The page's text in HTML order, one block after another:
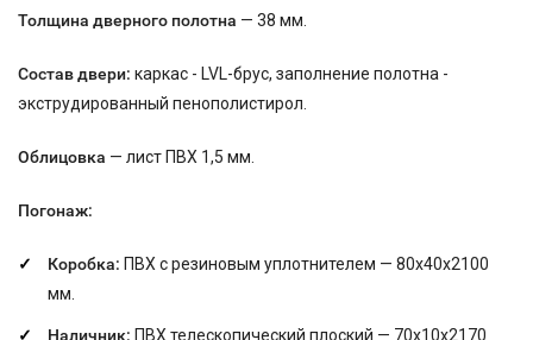
Толщина дверного полотна — 38 мм.
Состав двери: каркас - LVL-брус, заполнение полотна -
экструдированный пенополистирол.
Облицовка — лист ПВХ 1,5 мм.
Погонаж:
Коробка: ПВХ с резиновым уплотнителем — 80х40х2100
мм.
Наличник: ПВХ телескопический плоский — 70х10х2170